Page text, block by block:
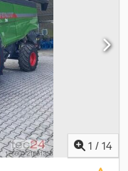
Kentekenservice,
Dwhsx Ab Uskr
oprijplaten Direct
de uitrusting ABS,
aanvraag (Mobiel),
HSN/TSN: 6631/000
1 / 14